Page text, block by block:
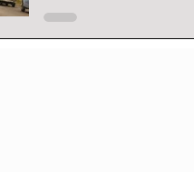
história da região da